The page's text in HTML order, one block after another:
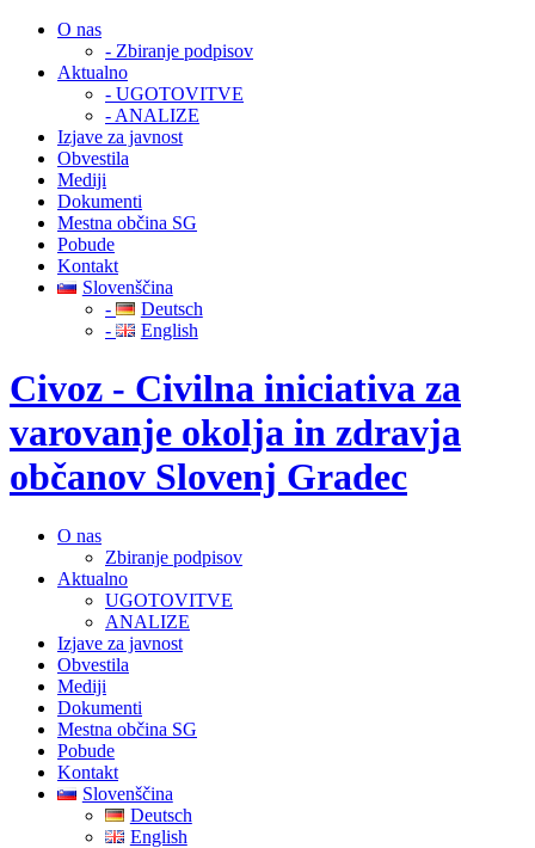
O nas
- Zbiranje podpisov
Aktualno
- UGOTOVITVE
- ANALIZE
Izjave za javnost
Obvestila
Mediji
Dokumenti
Mestna občina SG
Pobude
Kontakt
Slovenščina
-
Deutsch
-
English
Civoz - Civilna iniciativa za
varovanje okolja in zdravja
občanov Slovenj Gradec
O nas
Zbiranje podpisov
Aktualno
UGOTOVITVE
ANALIZE
Izjave za javnost
Obvestila
Mediji
Dokumenti
Mestna občina SG
Pobude
Kontakt
Slovenščina
Deutsch
English